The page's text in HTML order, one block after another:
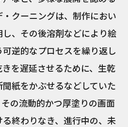
クーニングは、制作におい
、その後溶剤などにより絵
逆的なプロセスを繰り返し
を遅延させるために、生乾
紙をかぶせるなどしていた
の流動的かつ厚塗りの画面
終わりなき、進行中の、未